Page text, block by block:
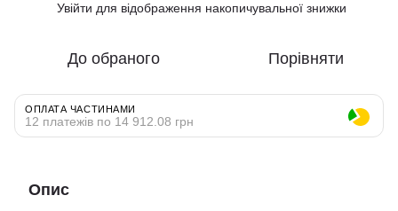
Увійти для відображення накопичувальної знижки
До обраного Порівняти
ОПЛАТА ЧАСТИНАМИ
12 платежів по 14 912.08 грн
Опис